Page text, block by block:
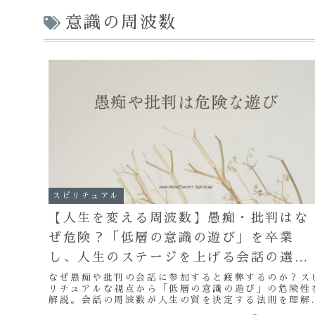
意識の周波数
スピリチュアル
【人生を変える周波数】愚痴・批判はな
ぜ危険？「低層の意識の遊び」を卒業
し、人生のステージを上げる会話の選び
方
なぜ愚痴や批判の会話に参加すると疲弊するのか？ス
リチュアルな視点から「低層の意識の遊び」の危険性
解説。会話の周波数が人生の質を決定する法則を理解